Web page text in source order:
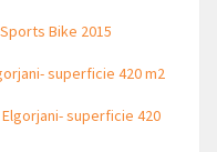
Sports Bike 2015
superficie 420 m2
superficie 420